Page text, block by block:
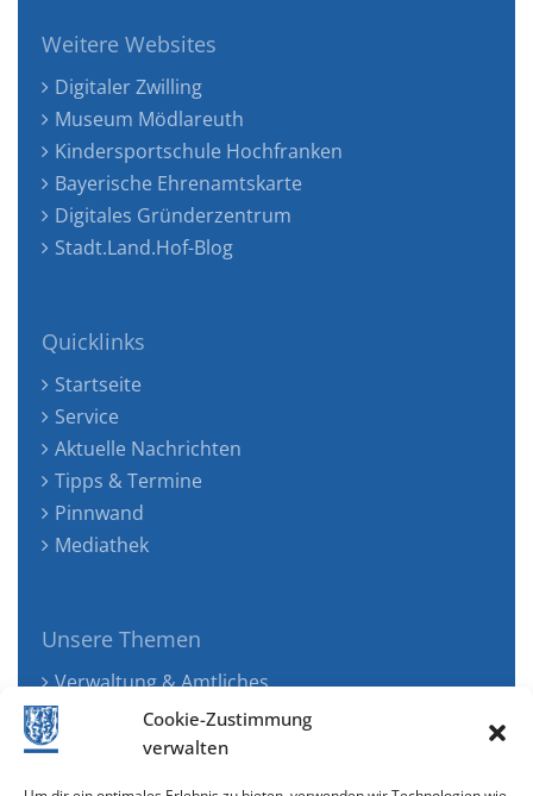
Cookie-Zustimmung
verwalten
Weitere Websites
Digitaler Zwilling
Museum Mödlareuth
Kindersportschule Hochfranken
Bayerische Ehrenamtskarte
Digitales Gründerzentrum
Stadt.Land.Hof-Blog
Quicklinks
Startseite
Service
Aktuelle Nachrichten
Tipps & Termine
Pinnwand
Mediathek
Unsere Themen
Verwaltung & Amtliches
Jugend, Familie & Gesundheit
Tourismus, Freizeit & Ökologie